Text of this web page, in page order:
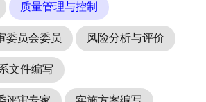
质量管理与控制
委员会委员 风险分析与评价
文件编写